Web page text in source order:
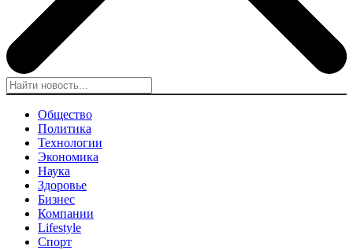
Общество
Политика
Технологии
Экономика
Наука
Здоровье
Бизнес
Компании
Lifestyle
Спорт